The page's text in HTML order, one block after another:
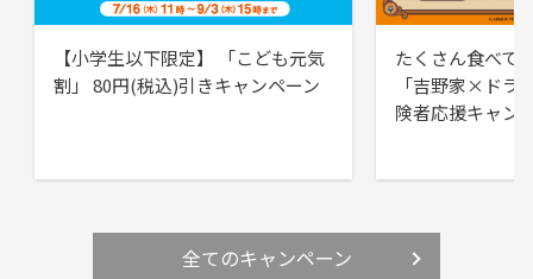
【小学生以下限定】 「こども元気
割」 80円(税込)引きキャンペーン
たくさん食べて
「吉野家×ドラ
険者応援キャン
全てのキャンペーン